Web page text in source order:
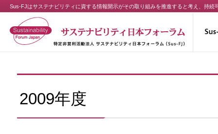
Sus-FJはサステナビリティに資する情報開示がその取り組みを推進すると考え、持続
2009年度